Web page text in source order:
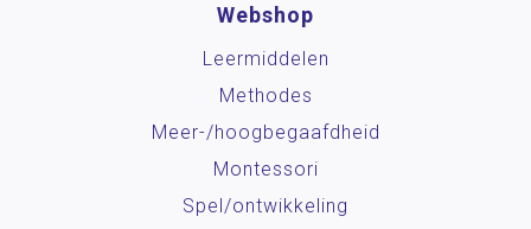
Webshop
Leermiddelen
Methodes
Meer-/hoog­begaafdheid
Montessori
Spel/ontwikkeling